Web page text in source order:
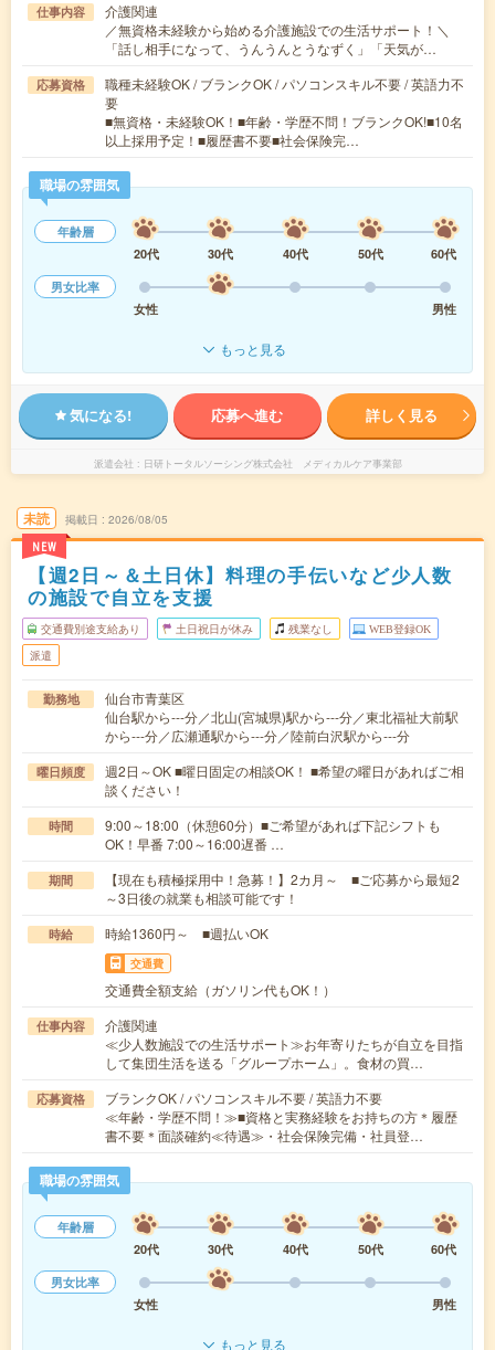
仕事内容
介護関連
／無資格未経験から始める介護施設での生活サポート！＼
「話し相手になって、うんうんとうなずく」「天気が…
応募資格
職種未経験OK / ブランクOK / パソコンスキル不要 / 英語力不
要
■無資格・未経験OK！■年齢・学歴不問！ブランクOK!■10名
以上採用予定！■履歴書不要■社会保険完…
職場の雰囲気
年齢層
20代
30代 40代 50代
60代
男女比率
女性
男性
もっと見る
気になる! 応募へ進む 詳しく見る
派遣会社 日研トータルソーシング株式会社 メディカルケア事業部
未読
NEW
掲載日 2026/08/05
【週2日～＆土日休】料理の手伝いなど少人数
の施設で自立を支援
交通費別途支給あり 土日祝日が休み 残業なし WEB登録OK
派遣
勤務地
仙台市青葉区
仙台駅から---分／北山(宮城県)駅から---分／東北福祉大前駅
から---分／広瀬通駅から---分／陸前白沢駅から---分
曜日頻度
週2日～OK ■曜日固定の相談OK！ ■希望の曜日があればご相
談ください！
時間
9:00～18:00（休憩60分）■ご希望があれば下記シフトも
OK！早番 7:00～16:00遅番 …
期間
【現在も積極採用中！急募！】2カ月～ ■ご応募から最短2
～3日後の就業も相談可能です！
時給 時給1360円～ ■週払いOK
交通費
交通費全額支給（ガソリン代もOK！）
仕事内容
介護関連
≪少人数施設での生活サポート≫お年寄りたちが自立を目指
して集団生活を送る「グループホーム」。食材の買…
応募資格
ブランクOK / パソコンスキル不要 / 英語力不要
≪年齢・学歴不問！≫■資格と実務経験をお持ちの方＊履歴
書不要＊面談確約≪待遇≫・社会保険完備・社員登…
職場の雰囲気
年齢層
20代
30代 40代 50代
60代
男女比率
女性
男性
もっと見る